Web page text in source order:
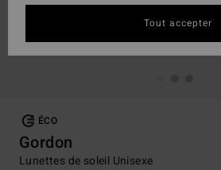
ÉCO
Gordon
Lunettes de soleil Unisexe
Tout accepter